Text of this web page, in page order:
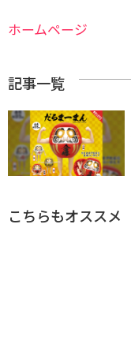
ホームページ
記事一覧
こちらもオススメ